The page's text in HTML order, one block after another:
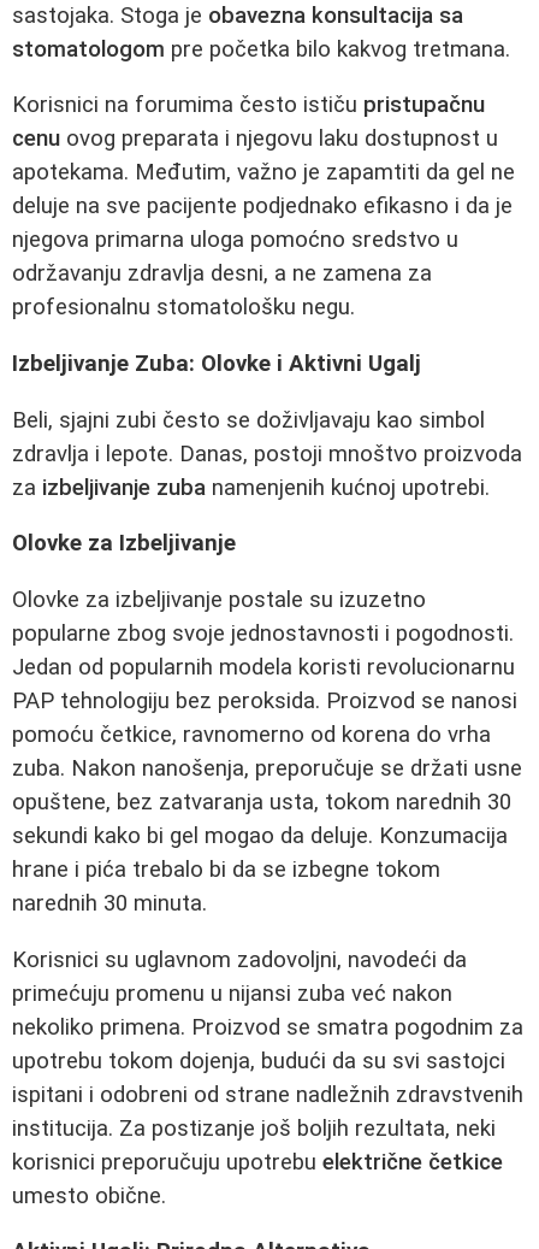
sastojaka. Stoga je obavezna konsultacija sa
stomatologom pre početka bilo kakvog tretmana.
Korisnici na forumima često ističu pristupačnu
cenu ovog preparata i njegovu laku dostupnost u
apotekama. Međutim, važno je zapamtiti da gel ne
deluje na sve pacijente podjednako efikasno i da je
njegova primarna uloga pomoćno sredstvo u
održavanju zdravlja desni, a ne zamena za
profesionalnu stomatološku negu.
Izbeljivanje Zuba: Olovke i Aktivni Ugalj
Beli, sjajni zubi često se doživljavaju kao simbol
zdravlja i lepote. Danas, postoji mnoštvo proizvoda
za izbeljivanje zuba namenjenih kućnoj upotrebi.
Olovke za Izbeljivanje
Olovke za izbeljivanje postale su izuzetno
popularne zbog svoje jednostavnosti i pogodnosti.
Jedan od popularnih modela koristi revolucionarnu
PAP tehnologiju bez peroksida. Proizvod se nanosi
pomoću četkice, ravnomerno od korena do vrha
zuba. Nakon nanošenja, preporučuje se držati usne
opuštene, bez zatvaranja usta, tokom narednih 30
sekundi kako bi gel mogao da deluje. Konzumacija
hrane i pića trebalo bi da se izbegne tokom
narednih 30 minuta.
Korisnici su uglavnom zadovoljni, navodeći da
primećuju promenu u nijansi zuba već nakon
nekoliko primena. Proizvod se smatra pogodnim za
upotrebu tokom dojenja, budući da su svi sastojci
ispitani i odobreni od strane nadležnih zdravstvenih
institucija. Za postizanje još boljih rezultata, neki
korisnici preporučuju upotrebu električne četkice
umesto obične.